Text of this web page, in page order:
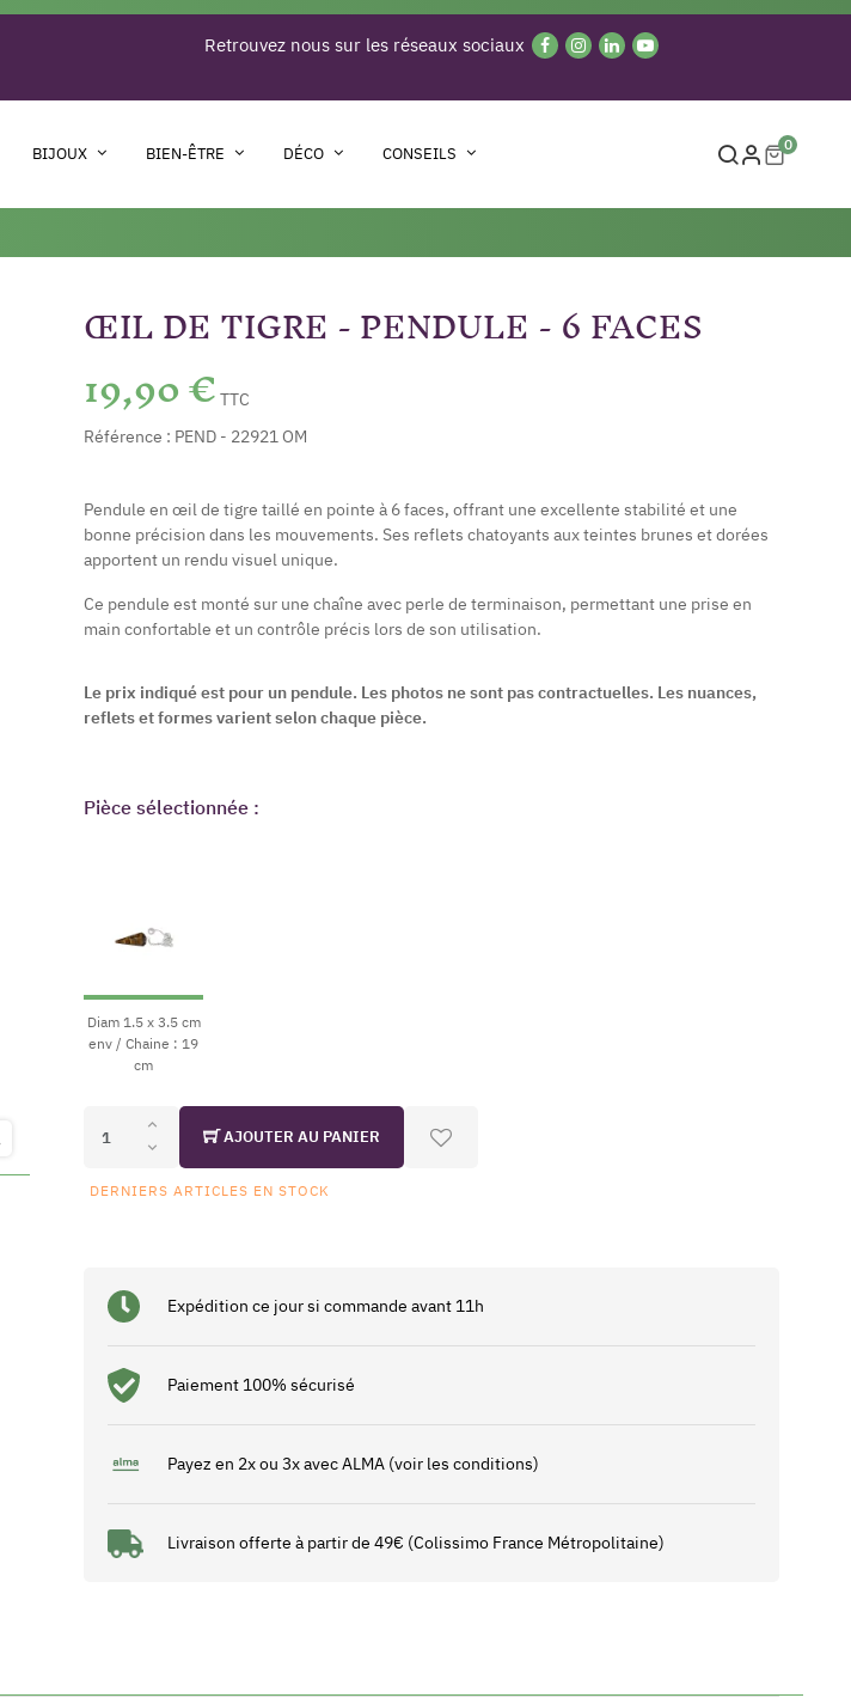
Retrouvez nous sur les réseaux sociaux
BIJOUX BIEN-ÊTRE DÉCO CONSEILS 0
ŒIL DE TIGRE - PENDULE - 6 FACES
19,90 € TTC
Référence : PEND - 22921 OM
Pendule en œil de tigre taillé en pointe à 6 faces, offrant une excellente stabilité et une
bonne précision dans les mouvements. Ses reflets chatoyants aux teintes brunes et dorées
apportent un rendu visuel unique.
Ce pendule est monté sur une chaîne avec perle de terminaison, permettant une prise en
main confortable et un contrôle précis lors de son utilisation.
Le prix indiqué est pour un pendule. Les photos ne sont pas contractuelles. Les nuances,
reflets et formes varient selon chaque pièce.
Pièce sélectionnée :
Diam 1.5 x 3.5 cm
env / Chaine : 19
cm
AJOUTER AU PANIER
DERNIERS ARTICLES EN STOCK
Expédition ce jour si commande avant 11h
Paiement 100% sécurisé
Payez en 2x ou 3x avec ALMA (voir les conditions)
Livraison offerte à partir de 49€ (Colissimo France Métropolitaine)